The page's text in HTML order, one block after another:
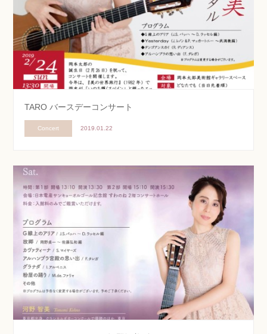
TARO バースデーコンサート
Concert 2019.01.22